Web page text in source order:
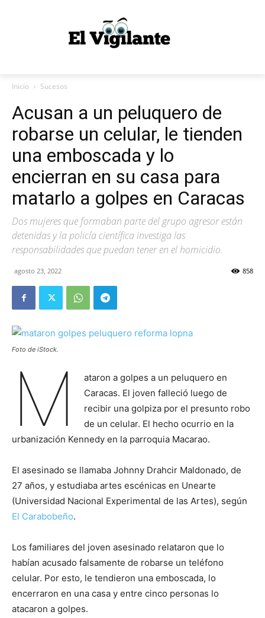
Inicio Sucesos
Acusan a un peluquero de
robarse un celular, le tienden
una emboscada y lo
encierran en su casa para
matarlo a golpes en Caracas
Dos mujeres que formaban parte del grupo agresor están
detenidas y la policía científica investiga las
responsabilidades que puedan tener en el homicidio.
agosto 23, 2022 858
Foto de iStock.
M
ataron a golpes a un peluquero en
Caracas. El joven falleció luego de
recibir una golpiza por el presunto robo
de un celular. El hecho ocurrio en la
urbanización Kennedy en la parroquia Macarao.
El asesinado se llamaba Johnny Drahcir Maldonado, de
27 años, y estudiaba artes escénicas en Unearte
(Universidad Nacional Experimental de las Artes), según
El Carabobeño.
Los familiares del joven asesinado relataron que lo
habían acusado falsamente de robarse un teléfono
celular. Por esto, le tendieron una emboscada, lo
encerraron en una casa y entre cinco personas lo
atacaron a golpes.